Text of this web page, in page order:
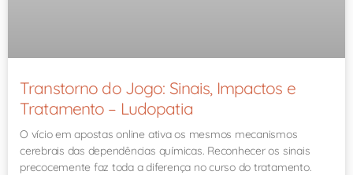
Transtorno do Jogo: Sinais, Impactos e
Tratamento – Ludopatia
O vício em apostas online ativa os mesmos mecanismos
cerebrais das dependências químicas. Reconhecer os sinais
precocemente faz toda a diferença no curso do tratamento.